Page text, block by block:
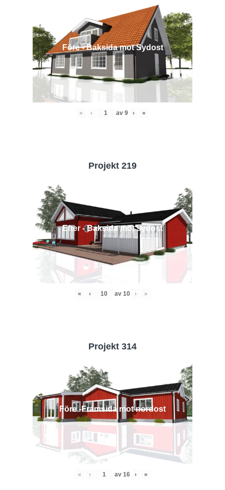
Före - Baksida mot Sydost
« ‹ av 9 › »
Projekt 219
Efter - Baksida mot sydost
« ‹ av 10 › »
Projekt 314
Före -Framsida mot nordost
« ‹ av 16 › »